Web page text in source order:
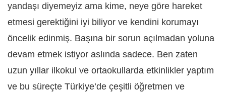
yandaşı diyemeyiz ama kime, neye göre hareket
etmesi gerektiğini iyi biliyor ve kendini korumayı
öncelik edinmiş. Başına bir sorun açılmadan yoluna
devam etmek istiyor aslında sadece. Ben zaten
uzun yıllar ilkokul ve ortaokullarda etkinlikler yaptım
ve bu süreçte Türkiye’de çeşitli öğretmen ve